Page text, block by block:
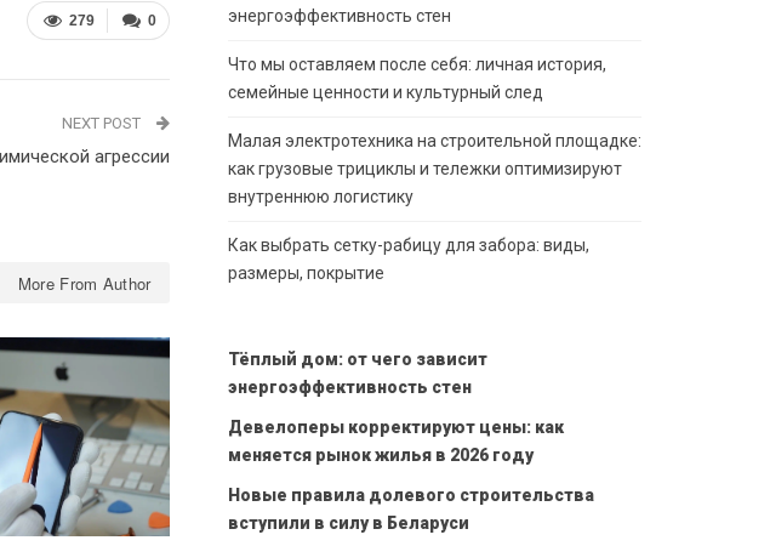
0
279
NEXT POST
агрессии
More From Author
энергоэффективность стен
Что мы оставляем после себя: личная история,
семейные ценности и культурный след
Малая электротехника на строительной площадке:
как грузовые трициклы и тележки оптимизируют
внутреннюю логистику
Как выбрать сетку-рабицу для забора: виды,
размеры, покрытие
Тёплый дом: от чего зависит
энергоэффективность стен
Девелоперы корректируют цены: как
меняется рынок жилья в 2026 году
Новые правила долевого строительства
вступили в силу в Беларуси